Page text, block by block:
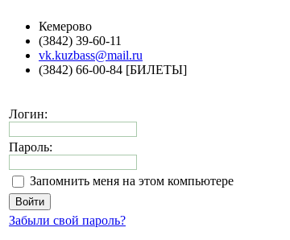
Кемерово
(3842) 39-60-11
vk.kuzbass@mail.ru
(3842) 66-00-84 [БИЛЕТЫ]
Логин:
Пароль:
Запомнить меня на этом компьютере
Забыли свой пароль?